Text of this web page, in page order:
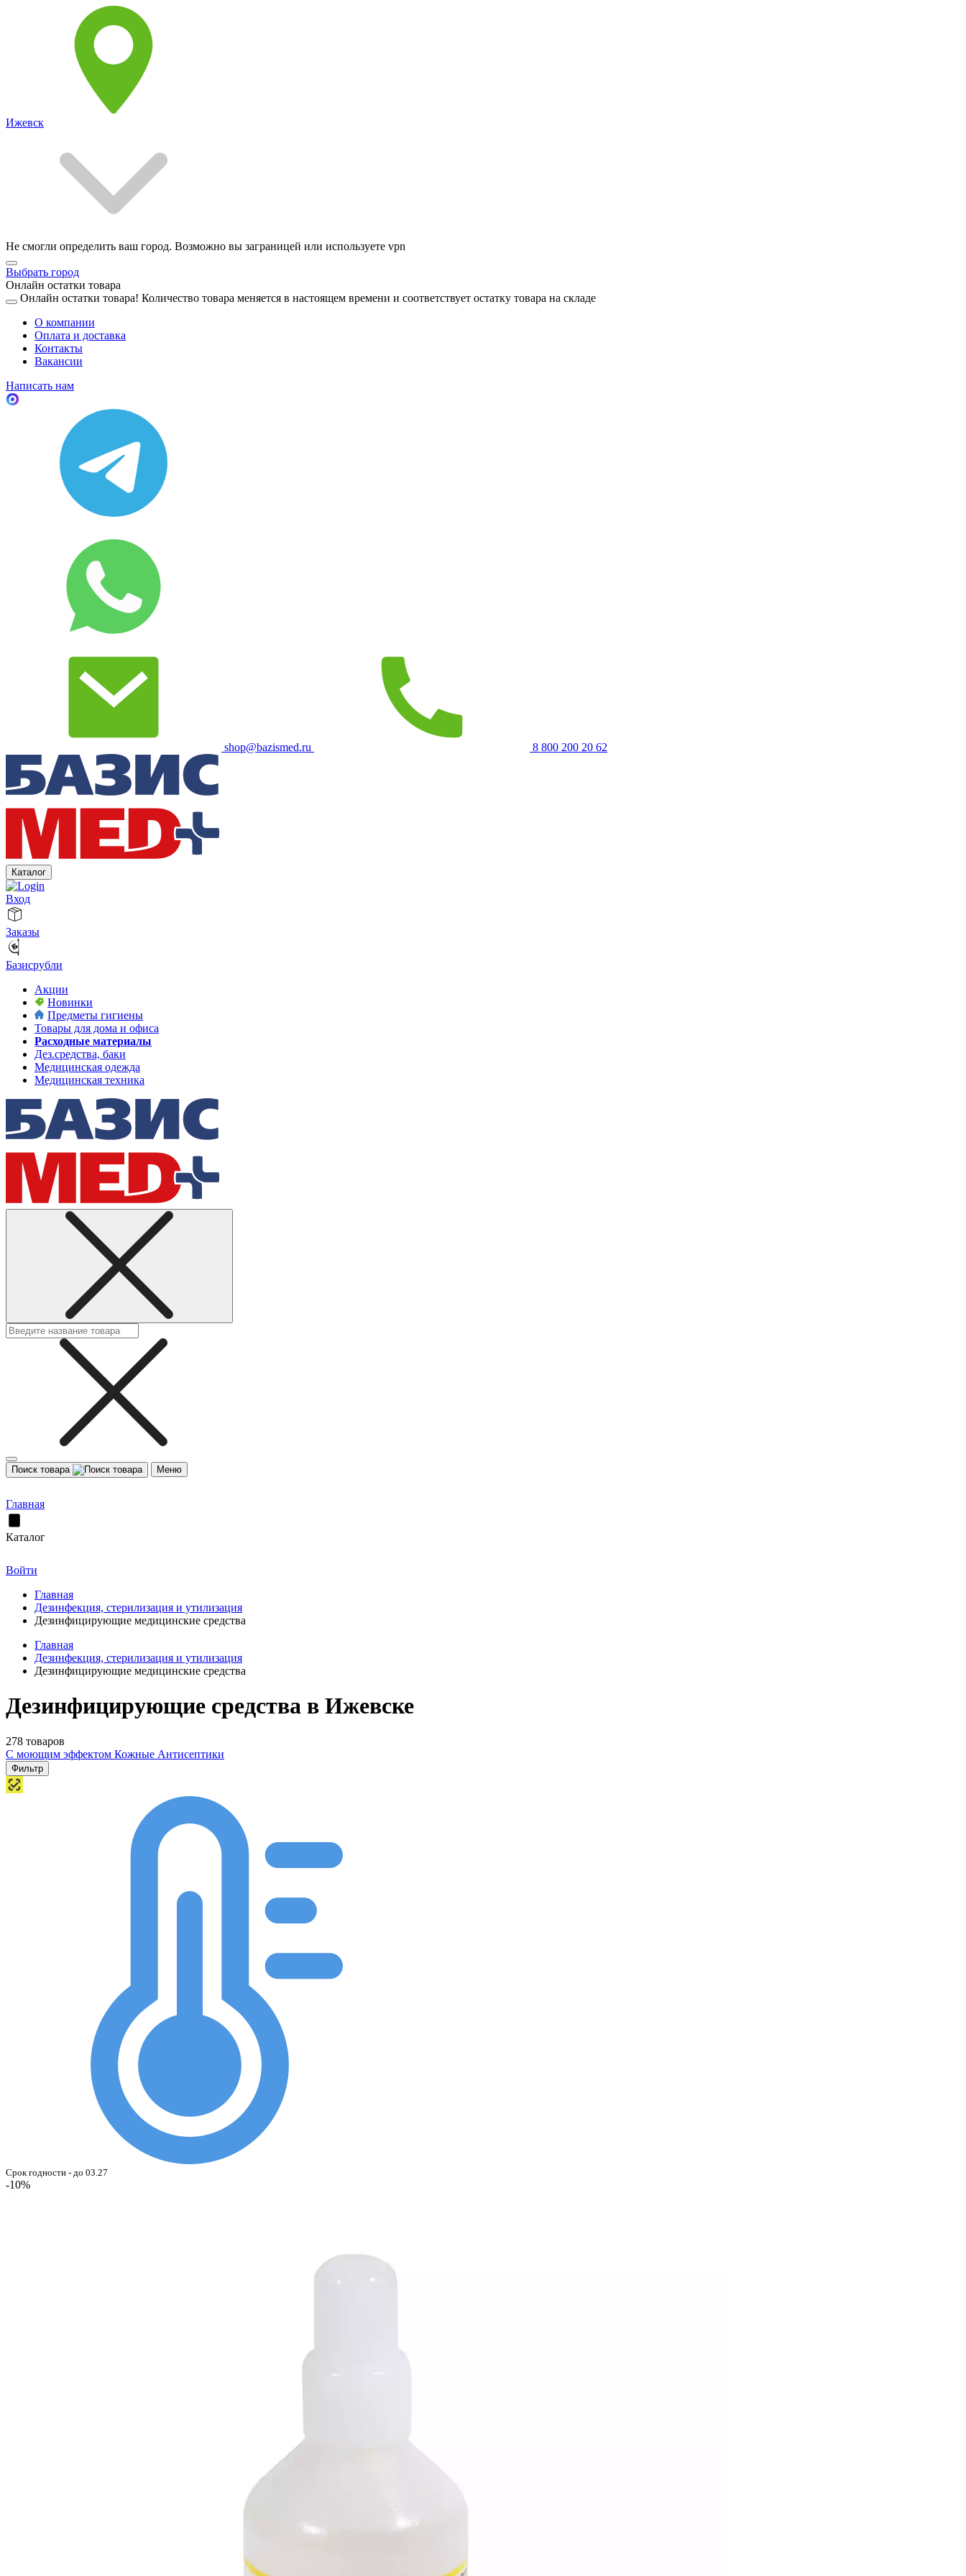
Ижевск
Не смогли определить ваш город. Возможно вы заграницей или используете vpn
Выбрать город
Онлайн остатки товара
Онлайн остатки товара! Количество товара меняется в настоящем времени и соответствует остатку товара на складе
О компании
Оплата и доставка
Контакты
Вакансии
Написать нам
shop@bazismed.ru 8 800 200 20 62
Каталог
Вход
Заказы
Базисрубли
Акции
Новинки
Предметы гигиены
Товары для дома и офиса
Расходные материалы
Дез.средства, баки
Медицинская одежда
Медицинская техника
Поиск товара Меню
Главная
Каталог
Войти
Главная
Дезинфекция, стерилизация и утилизация
Дезинфицирующие медицинские средства
Главная
Дезинфекция, стерилизация и утилизация
Дезинфицирующие медицинские средства
Дезинфицирующие средства в Ижевске
278 товаров
С моющим эффектом Кожные Антисептики
Фильтр
Срок годности - до 03.27
-10%